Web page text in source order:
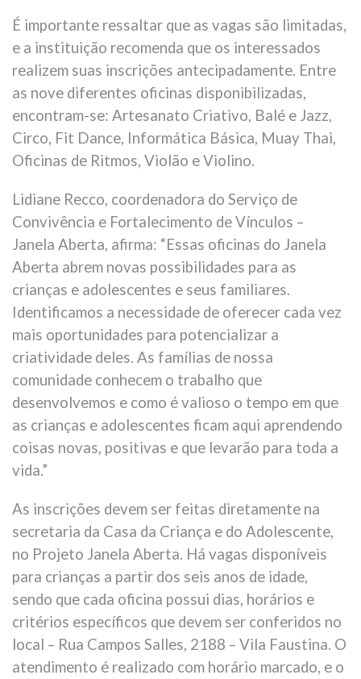
É importante ressaltar que as vagas são limitadas,
e a instituição recomenda que os interessados
realizem suas inscrições antecipadamente. Entre
as nove diferentes oficinas disponibilizadas,
encontram-se: Artesanato Criativo, Balé e Jazz,
Circo, Fit Dance, Informática Básica, Muay Thai,
Oficinas de Ritmos, Violão e Violino.
Lidiane Recco, coordenadora do Serviço de
Convivência e Fortalecimento de Vínculos –
Janela Aberta, afirma: “Essas oficinas do Janela
Aberta abrem novas possibilidades para as
crianças e adolescentes e seus familiares.
Identificamos a necessidade de oferecer cada vez
mais oportunidades para potencializar a
criatividade deles. As famílias de nossa
comunidade conhecem o trabalho que
desenvolvemos e como é valioso o tempo em que
as crianças e adolescentes ficam aqui aprendendo
coisas novas, positivas e que levarão para toda a
vida.”
As inscrições devem ser feitas diretamente na
secretaria da Casa da Criança e do Adolescente,
no Projeto Janela Aberta. Há vagas disponíveis
para crianças a partir dos seis anos de idade,
sendo que cada oficina possui dias, horários e
critérios específicos que devem ser conferidos no
local – Rua Campos Salles, 2188 – Vila Faustina. O
atendimento é realizado com horário marcado, e o